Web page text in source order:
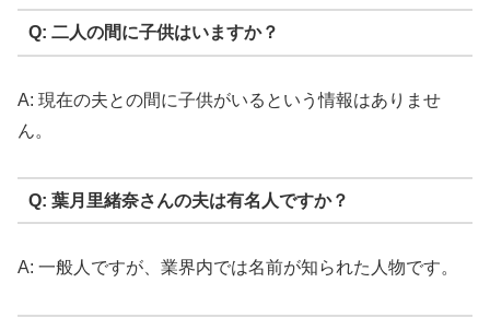
Q: 二人の間に子供はいますか？
A: 現在の夫との間に子供がいるという情報はありませ
ん。
Q: 葉月里緒奈さんの夫は有名人ですか？
A: 一般人ですが、業界内では名前が知られた人物です。